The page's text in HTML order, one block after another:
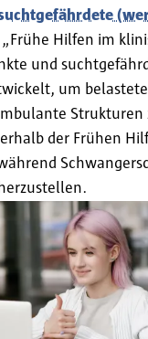
Hilfen im
und
um
Strukturen
der Frühen